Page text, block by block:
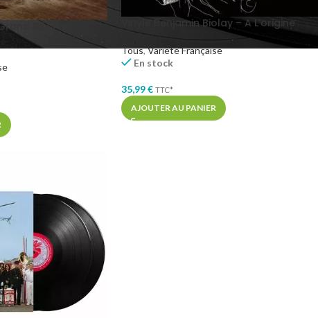
Prix (Vinyle
Vinyle Benjamin Biolay – A L’origine
Tous,Variété Française
En stock
35,99€ TTC*
AJOUTER AU PANIER